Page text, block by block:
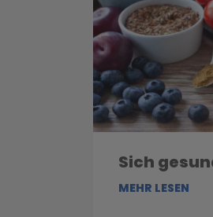
Sich
MEHR LESEN